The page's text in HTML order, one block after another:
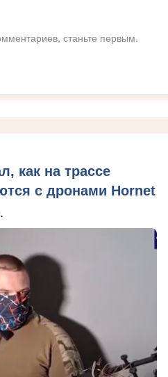
станьте первым.
как на трассе
с дронами Hornet